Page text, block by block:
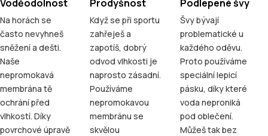
Voděodolnost
Na horách se
často nevyhneš
sněžení a dešti.
Naše
nepromokavá
membrána tě
ochrání před
vlhkostí. Díky
povrchové úpravě
Prodyšnost
Když se při sportu
zahřeješ a
zapotíš, dobrý
odvod vlhkosti je
naprosto zásadní.
Používáme
nepromokavou
membránu se
skvělou
Podlepené švy
Švy bývají
problematické u
každého oděvu.
Proto používáme
speciální lepicí
pásku, díky které
voda neproniká
pod oblečení.
Můžeš tak bez